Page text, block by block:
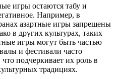
игры остаются табу и
Например, в
азартные игры запрещены
в других культурах, таких
игры могут быть частью
и фестивали часто
подчеркивает их роль в
традициях.